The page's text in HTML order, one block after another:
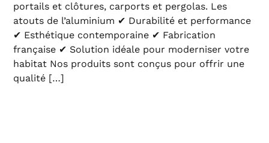
portails et clôtures, carports et pergolas. Les
atouts de l’aluminium ✔ Durabilité et performance
✔ Esthétique contemporaine ✔ Fabrication
française ✔ Solution idéale pour moderniser votre
habitat Nos produits sont conçus pour offrir une
qualité […]